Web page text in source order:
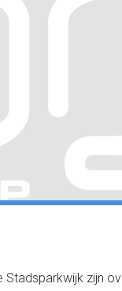
zijn